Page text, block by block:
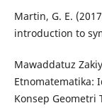
Martin, G. E.
introduction to
Mawaddatuz
Etnomatematika:
Konsep Geometri